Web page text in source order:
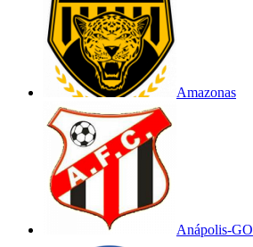
Amazonas
Anápolis-GO